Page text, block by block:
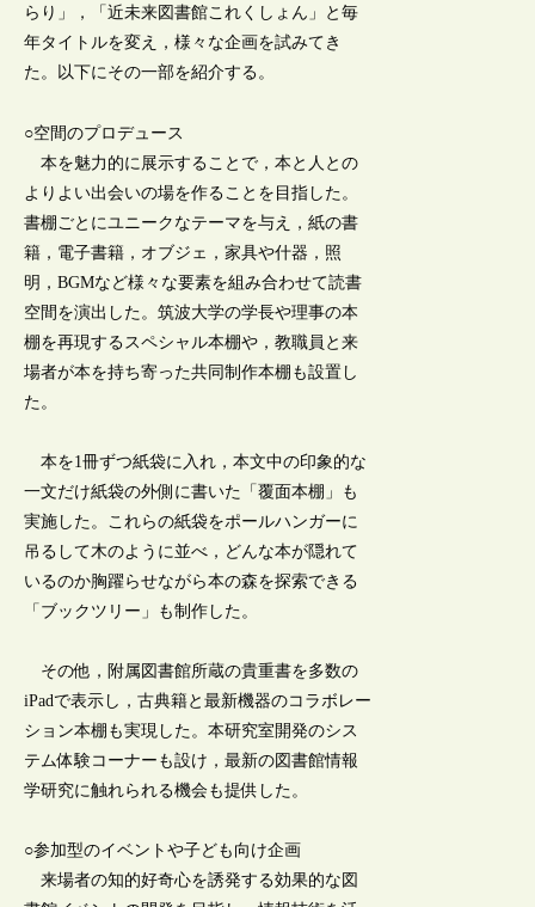
らり」，「近未来図書館これくしょん」と毎
年タイトルを変え，様々な企画を試みてき
た。以下にその一部を紹介する。
○空間のプロデュース
本を魅力的に展示することで，本と人との
よりよい出会いの場を作ることを目指した。
書棚ごとにユニークなテーマを与え，紙の書
籍，電子書籍，オブジェ，家具や什器，照
明，BGMなど様々な要素を組み合わせて読書
空間を演出した。筑波大学の学長や理事の本
棚を再現するスペシャル本棚や，教職員と来
場者が本を持ち寄った共同制作本棚も設置し
た。
本を1冊ずつ紙袋に入れ，本文中の印象的な
一文だけ紙袋の外側に書いた「覆面本棚」も
実施した。これらの紙袋をポールハンガーに
吊るして木のように並べ，どんな本が隠れて
いるのか胸躍らせながら本の森を探索できる
「ブックツリー」も制作した。
その他，附属図書館所蔵の貴重書を多数の
iPadで表示し，古典籍と最新機器のコラボレー
ション本棚も実現した。本研究室開発のシス
テム体験コーナーも設け，最新の図書館情報
学研究に触れられる機会も提供した。
○参加型のイベントや子ども向け企画
来場者の知的好奇心を誘発する効果的な図